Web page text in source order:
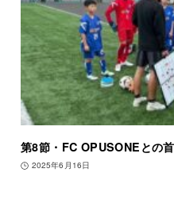
第8節・FC OPUSONEとの
2025年6月16日